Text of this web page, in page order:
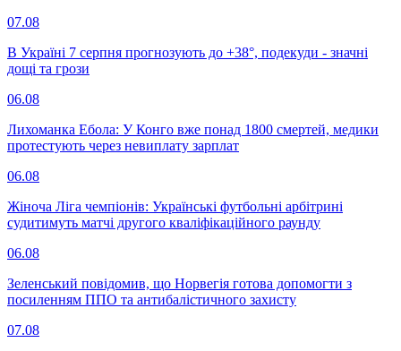
07.08
В Україні 7 серпня прогнозують до +38°, подекуди - значні
дощі та грози
06.08
Лихоманка Ебола: У Конго вже понад 1800 смертей, медики
протестують через невиплату зарплат
06.08
Жіноча Ліга чемпіонів: Українські футбольні арбітрині
судитимуть матчі другого кваліфікаційного раунду
06.08
Зеленський повідомив, що Норвегія готова допомогти з
посиленням ППО та антибалістичного захисту
07.08